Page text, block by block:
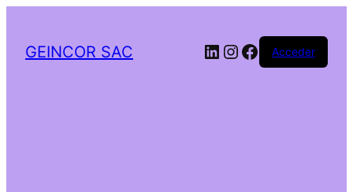
GEINCOR SAC LinkedIn
Instagram
Facebook
Acceder